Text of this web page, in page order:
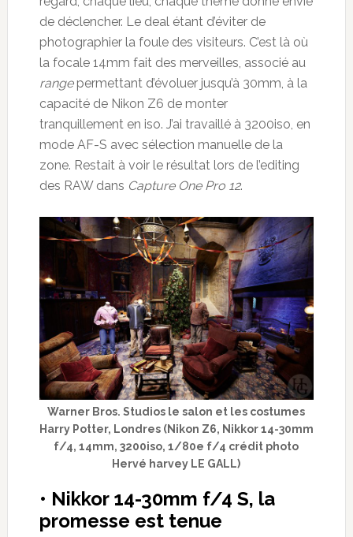
de déclencher. Le deal étant d’éviter de
photographier la foule des visiteurs. C’est là où
la focale 14mm fait des merveilles, associé au
rangepermettant d’évoluer jusqu’à 30mm, à la
capacité de Nikon Z6 de monter
tranquillement en iso. J’ai travaillé à 3200iso, en
mode AF-S avec sélection manuelle de la
zone. Restait à voir le résultat lors de l’editing
des RAW dans Capture One Pro 12.
Warner Bros. Studios le salon et les costumes
Harry Potter, Londres (Nikon Z6, Nikkor 14-30mm
f/4, 14mm, 3200iso, 1/80e f/4 crédit photo
Hervé harvey LE GALL)
• Nikkor 14-30mm f/4 S, la
promesse est tenue